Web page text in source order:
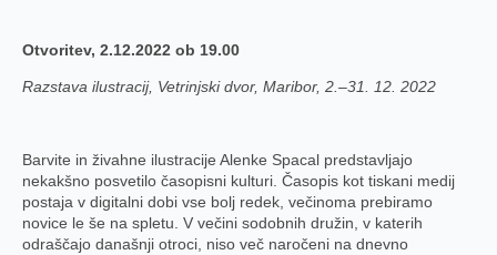
Otvoritev, 2.12.2022 ob 19.00
Razstava ilustracij, Vetrinjski dvor, Maribor, 2.–31. 12. 2022
Barvite in živahne ilustracije Alenke Spacal predstavljajo
nekakšno posvetilo časopisni kulturi. Časopis kot tiskani medij
postaja v digitalni dobi vse bolj redek, večinoma prebiramo
novice le še na spletu. V večini sodobnih družin, v katerih
odraščajo današnji otroci, niso več naročeni na dnevno